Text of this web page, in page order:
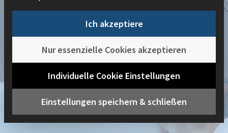
Prozessautomatisierung & Digitalisierung,
digitale Produkte und ECM Modernisierung.
In Deutschland, Österreich und der Schweiz.
Ich akzeptiere
Nur essenzielle Cookies akzeptieren
Individuelle Cookie Einstellungen
Einstellungen speichern & schließen